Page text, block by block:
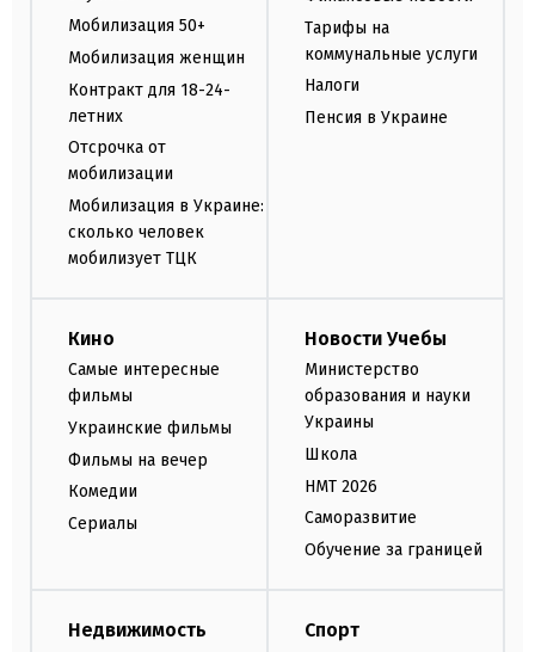
Мобилизация 50+
Мобилизация женщин
Контракт для 18-24-
летних
Отсрочка от
мобилизации
Мобилизация в Украине:
сколько человек
мобилизует ТЦК
Тарифы на
коммунальные услуги
Налоги
Пенсия в Украине
Кино
Самые интересные
фильмы
Украинские фильмы
Фильмы на вечер
Комедии
Сериалы
Новости Учебы
Министерство
образования и науки
Украины
Школа
НМТ 2026
Саморазвитие
Обучение за границей
Недвижимость Спорт